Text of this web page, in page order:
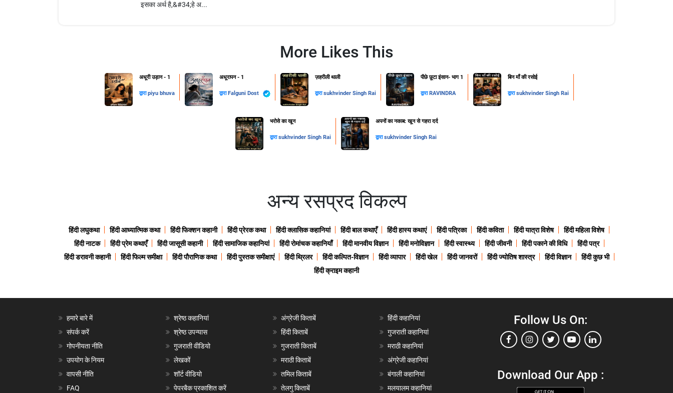
इसका अर्थ है,&#34;हे अ...
More Likes This
अधूरी उड़ान - 1
द्वाराpiyu bhuva
अधूरापन - 1
द्वारा Falguni Dost
ज़हरीली थाली
द्वाराsukhvinder Singh Rai
पीछे छूटा इंसान- भाग 1
द्वारा RAVINDRA
​बिन माँ की रसोई
द्वाराsukhvinder Singh Rai
​भरोसे का खून
द्वाराsukhvinder Singh Rai
अपनों का नकाब: खून से गहरा दर्द
द्वाराsukhvinder Singh Rai
अन्य रसप्रद विकल्प
हिंदी लघुकथा हिंदी आध्यात्मिक कथा हिंदी फिक्शन कहानी हिंदी प्रेरक कथा हिंदी क्लासिक कहानियां हिंदी बाल कथाएँ हिंदी हास्य कथाएं हिंदी पत्रिका हिंदी कविता हिंदी यात्रा विशेष
हिंदी महिला विशेष
हिंदी नाटक
हिंदी प्रेम कथाएँ हिंदी जासूसी कहानी हिंदी सामाजिक कहानियां हिंदी रोमांचक कहानियाँ हिंदी मानवीय विज्ञान हिंदी मनोविज्ञान हिंदी स्वास्थ्य हिंदी जीवनी हिंदी पकाने की विधि
हिंदी पत्र
हिंदी डरावनी कहानी
हिंदी फिल्म समीक्षा हिंदी पौराणिक कथा हिंदी पुस्तक समीक्षाएं हिंदी थ्रिलर हिंदी कल्पित-विज्ञान हिंदी व्यापार हिंदी खेल हिंदी जानवरों हिंदी ज्योतिष शास्त्र हिंदी विज्ञान
हिंदी कुछ भी
हिंदी क्राइम कहानी
हमारे बारे में
संपर्क करें
गोपनीयता नीति
उपयोग के नियम
वापसी नीति
FAQ
श्रेष्ठ कहानियां
श्रेष्ठ उपन्यास
गुजराती वीडियो
लेखकों
शॉर्ट वीडियो
पेपरबैक प्रकाशित करें
अंग्रेजी किताबें
हिंदी किताबें
गुजराती किताबें
मराठी किताबें
तमिल किताबें
तेलगु किताबें
हिंदी कहानियां
गुजराती कहानियां
मराठी कहानियां
अंग्रेजी कहानियां
बंगाली कहानियां
मलयालम कहानियां
Follow Us On:
Download Our App :